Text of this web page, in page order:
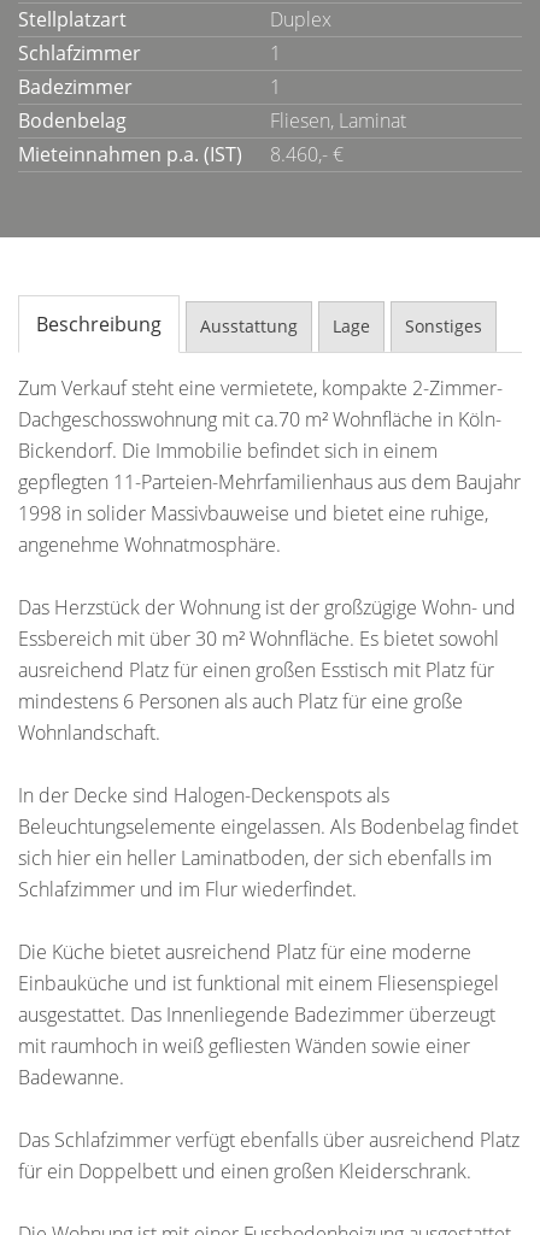
Stellplatzart
Duplex
Schlafzimmer
1
Badezimmer
1
Bodenbelag
Fliesen, Laminat
Mieteinnahmen p.a. (IST)
8.460,- €
Beschreibung Ausstattung Lage Sonstiges
Zum Verkauf steht eine vermietete, kompakte 2-Zimmer-
Dachgeschosswohnung mit ca.70 m² Wohnfläche in Köln-
Bickendorf. Die Immobilie befindet sich in einem
gepflegten 11-Parteien-Mehrfamilienhaus aus dem Baujahr
1998 in solider Massivbauweise und bietet eine ruhige,
angenehme Wohnatmosphäre.
Das Herzstück der Wohnung ist der großzügige Wohn- und
Essbereich mit über 30 m² Wohnfläche. Es bietet sowohl
ausreichend Platz für einen großen Esstisch mit Platz für
mindestens 6 Personen als auch Platz für eine große
Wohnlandschaft.
In der Decke sind Halogen-Deckenspots als
Beleuchtungselemente eingelassen. Als Bodenbelag findet
sich hier ein heller Laminatboden, der sich ebenfalls im
Schlafzimmer und im Flur wiederfindet.
Die Küche bietet ausreichend Platz für eine moderne
Einbauküche und ist funktional mit einem Fliesenspiegel
ausgestattet. Das Innenliegende Badezimmer überzeugt
mit raumhoch in weiß gefliesten Wänden sowie einer
Badewanne.
Das Schlafzimmer verfügt ebenfalls über ausreichend Platz
für ein Doppelbett und einen großen Kleiderschrank.